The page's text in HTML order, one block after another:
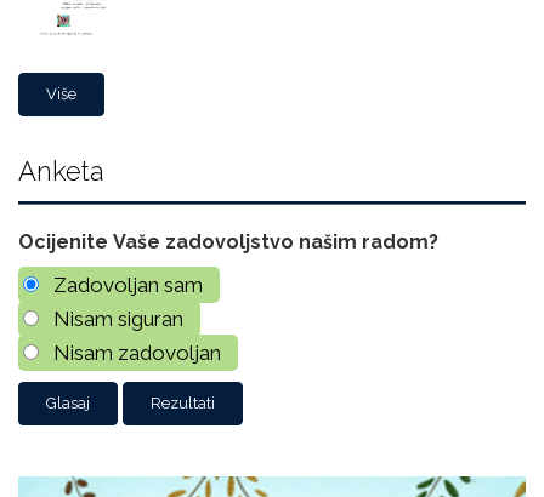
Više
Anketa
Ocijenite Vaše zadovoljstvo našim radom?
Zadovoljan sam
Nisam siguran
Nisam zadovoljan
Rezultati